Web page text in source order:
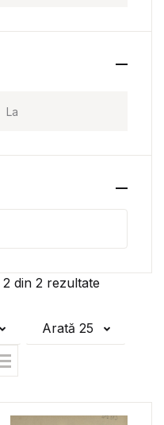
2din 2rezultate
Arată 25